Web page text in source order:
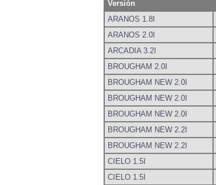
Versión
ARANOS 1.8I
ARANOS 2.0I
ARCADIA 3.2I
BROUGHAM 2.0I
BROUGHAM NEW 2.0I
BROUGHAM NEW 2.0I
BROUGHAM NEW 2.0I
BROUGHAM NEW 2.2I
BROUGHAM NEW 2.2I
CIELO 1.5I
CIELO 1.5I